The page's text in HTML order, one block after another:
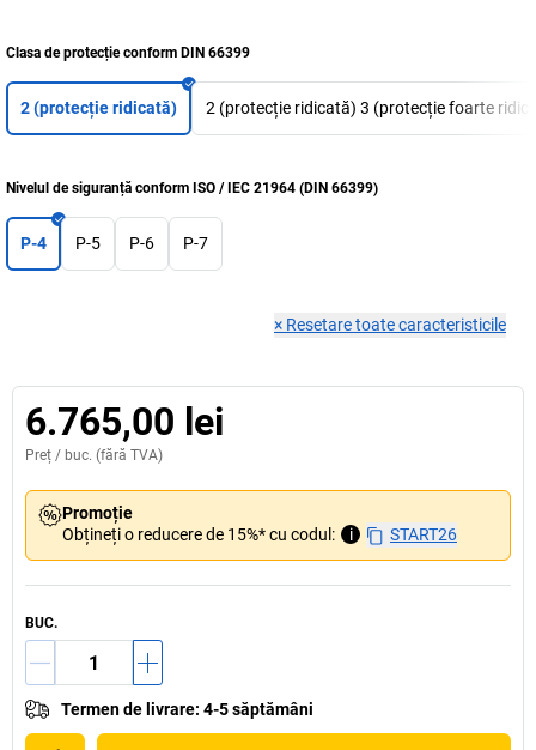
Clasa de protecție conform DIN 66399
2 (protecție ridicată) 2 (protecție ridicată) 3 (protecție foarte
Nivelul de siguranță conform ISO / IEC 21964 (DIN 66399)
P-4 P-5 P-6 P-7
× Resetare toate caracteristicile
6.765,00 lei
Preț / buc. (fără TVA)
Promoție
Obțineți o reducere de 15%* cu codul:
i START26
BUC.
Termen de livrare: 4-5 săptămâni